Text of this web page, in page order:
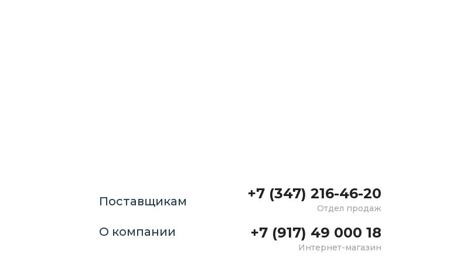
Поставщикам
О компании
+7 (347) 216-46-20
Отдел продаж
+7 (917) 49 000 18
Интернет-магазин